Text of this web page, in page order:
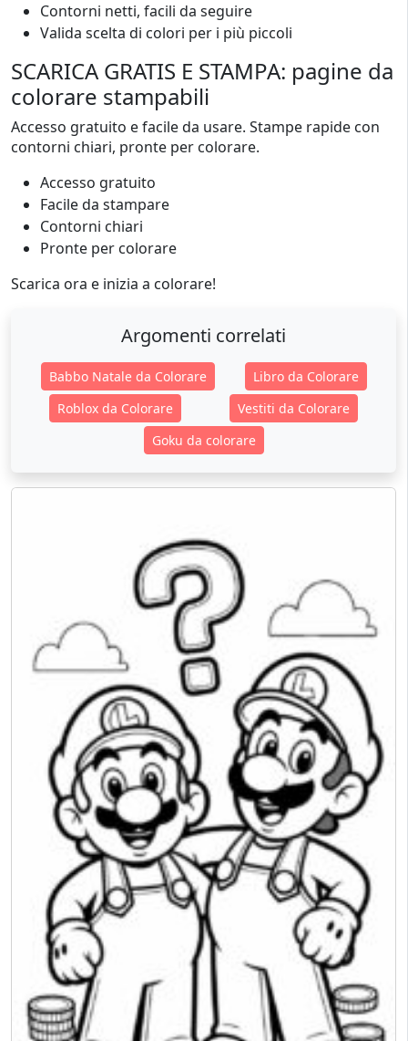
Contorni netti, facili da seguire
Valida scelta di colori per i più piccoli
SCARICA GRATIS E STAMPA: pagine da
colorare stampabili
Accesso gratuito e facile da usare. Stampe rapide con
contorni chiari, pronte per colorare.
Accesso gratuito
Facile da stampare
Contorni chiari
Pronte per colorare
Scarica ora e inizia a colorare!
Argomenti correlati
Babbo Natale da Colorare
Libro da Colorare
Roblox da Colorare
Vestiti da Colorare
Goku da colorare